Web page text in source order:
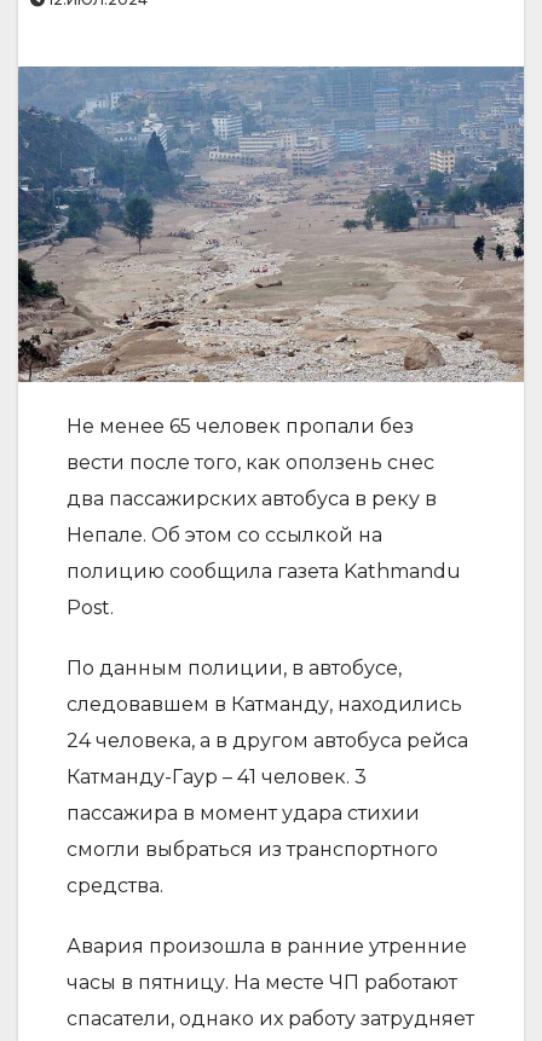
Не менее 65 человек пропали без
вести после того, как оползень снес
два пассажирских автобуса в реку в
Непале. Об этом со ссылкой на
полицию сообщила газета Kathmandu
Post.
По данным полиции, в автобусе,
следовавшем в Катманду, находились
24 человека, а в другом автобуса рейса
Катманду-Гаур – 41 человек. 3
пассажира в момент удара стихии
смогли выбраться из транспортного
средства.
Авария произошла в ранние утренние
часы в пятницу. На месте ЧП работают
спасатели, однако их работу затрудняет